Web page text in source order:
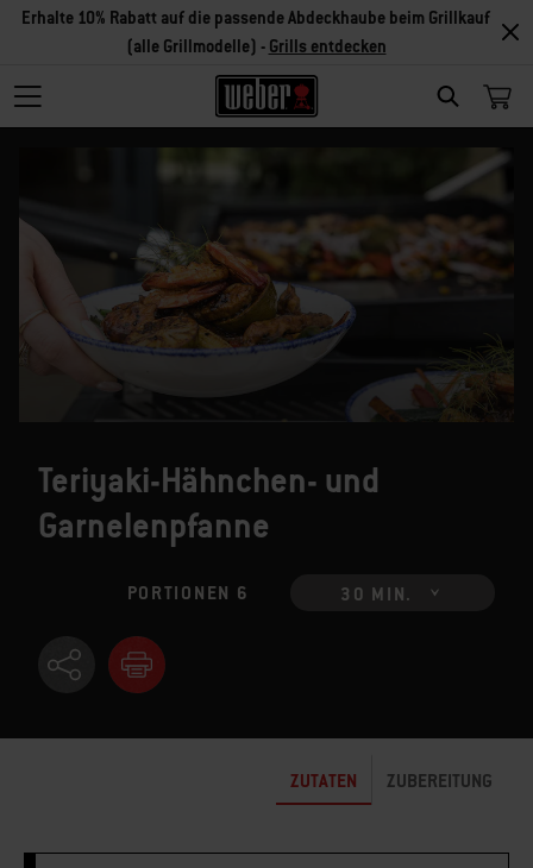
SEARCH
Erhalte 10% Rabatt auf die passende Abdeckhaube beim Grillkauf
(alle Grillmodelle) - Grills entdecken
Teriyaki-Hähnchen- und
Garnelenpfanne
PORTIONEN 6 30 MIN.
ZUTATEN ZUBEREITUNG